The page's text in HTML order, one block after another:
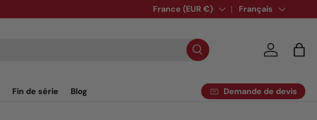
Pays
France (EUR €) LangueFrançais
Se
Fin de série Blog Demande de devis